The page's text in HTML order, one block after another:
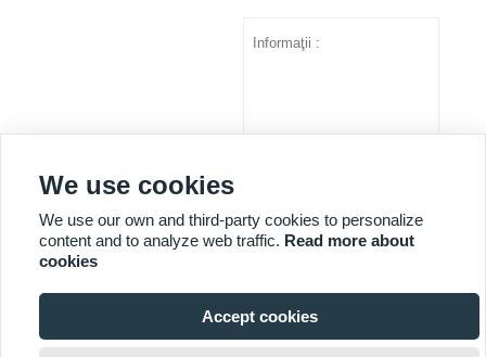

We use cookies
We use our own and third-party cookies to personalize
content and to analyze web traffic. Read more about
cookies
Accept cookies